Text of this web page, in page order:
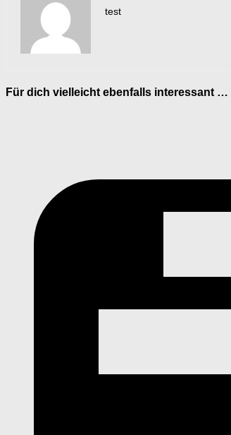
test
Für dich vielleicht ebenfalls interessant …